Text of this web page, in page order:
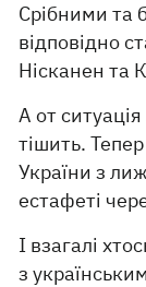
Срібними та
відповідно
Нісканен та
А от
тішить.
України з
естафеті
І взагалі
з